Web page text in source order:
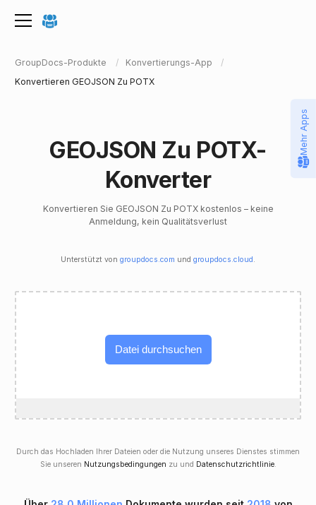
GroupDocs-Produkte
Konvertierungs-App
Konvertieren GEOJSON Zu POTX
GEOJSON Zu POTX-
Konverter
Konvertieren Sie GEOJSON Zu POTX kostenlos – keine
Anmeldung, kein Qualitätsverlust
Unterstützt von groupdocs.com und groupdocs.cloud .
Datei durchsuchen
Durch das Hochladen Ihrer Dateien oder die Nutzung unseres Dienstes stimmen
Sie unseren Nutzungsbedingungen zu und Datenschutzrichtlinie.
Mehr Apps